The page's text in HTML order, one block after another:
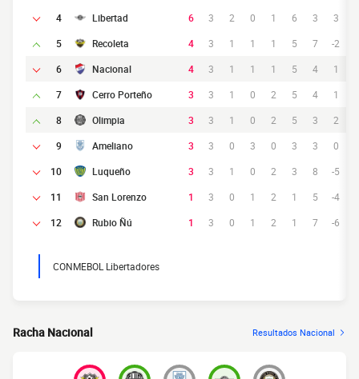
4
Libertad 6 3 2 0 1 6 3
3
5
Recoleta 4 3 1 1 1 5 7
-2
6
Nacional 4 3 1 1 1 5 4
1
7
Cerro Porteño 3 3 1 0 2 5 4
1
8
Olimpia 3 3 1 0 2 5 3
2
9
Ameliano 3 3 0 3 0 3 3
0
10
Luqueño 3 3 1 0 2 3 8
-5
11
San Lorenzo 1 3 0 1 2 1 5
-4
12
Rubio Ñú 1 3 0 1 2 1 7 -6
CONMEBOL Libertadores
Racha Nacional Resultados Nacional